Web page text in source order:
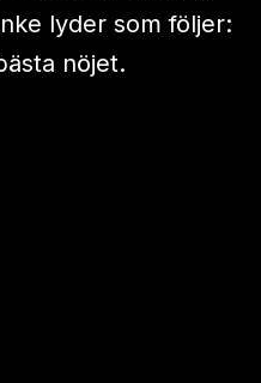
lyder som följer:
nöjet.